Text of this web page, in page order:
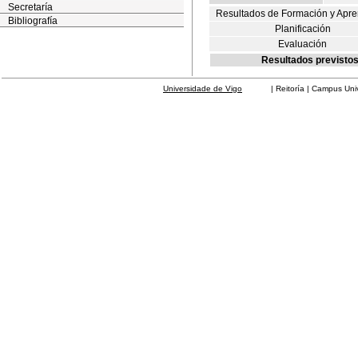
Secretaría
Bibliografía
Resultados de Formación y
Planificación
Evaluación
Resultados
Universidade de Vigo | Reitoría | Campus